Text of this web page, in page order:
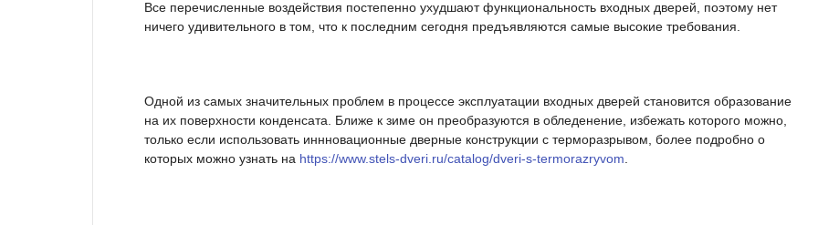
Все перечисленные воздействия постепенно ухудшают функциональность входных дверей, поэтому нет
ничего удивительного в том, что к последним сегодня предъявляются самые высокие требования.
Одной из самых значительных проблем в процессе эксплуатации входных дверей становится образование
на их поверхности конденсата. Ближе к зиме он преобразуются в обледенение, избежать которого можно,
только если использовать иннновационные дверные конструкции с терморазрывом, более подробно о
которых можно узнать на https://www.stels-dveri.ru/catalog/dveri-s-termorazryvom.